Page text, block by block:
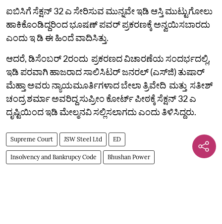
ಐಬಿಸಿಗೆ ಸೆಕ್ಷನ್‌ 32 ಎ ಸೇರಿಸುವ ಮುನ್ನವೇ ಇಡಿ ಆಸ್ತಿ ಮುಟ್ಟುಗೋಲು
ಹಾಕಿಕೊಂಡಿದ್ದರಿಂದ ಭೂಷಣ್‌ ಪವರ್‌ ಪ್ರಕರಣಕ್ಕೆ ಅನ್ವಯಿಸಬಾರದು
ಎಂದು ಇ ಡಿ ಈ ಹಿಂದೆ ವಾದಿಸಿತ್ತು.
ಆದರೆ, ಡಿಸೆಂಬರ್ 2ರಂದು ಪ್ರಕರಣದ ವಿಚಾರಣೆಯ ಸಂದರ್ಭದಲ್ಲಿ,
ಇಡಿ ಪರವಾಗಿ ಹಾಜರಾದ ಸಾಲಿಸಿಟರ್ ಜನರಲ್ (ಎಸ್‌ಜಿ) ತುಷಾರ್
ಮೆಹ್ತಾ ಅವರು ನ್ಯಾಯಮೂರ್ತಿಗಳಾದ ಬೇಲಾ ತ್ರಿವೇದಿ ಮತ್ತು ಸತೀಶ್
ಚಂದ್ರ ಶರ್ಮಾ ಅವರಿದ್ದ ಸುಪ್ರೀಂ ಕೋರ್ಟ್ ಪೀಠಕ್ಕೆ ಸೆಕ್ಷನ್ 32 ಎ
ದೃಷ್ಟಿಯಿಂದ ಇಡಿ ಮೇಲ್ಮನವಿ ಸಲ್ಲಿಸಲಾಗದು ಎಂದು ತಿಳಿಸಿದ್ದರು.
Supreme Court JSW Steel Ltd ED
Insolvency and Bankrupcy Code Bhushan Power